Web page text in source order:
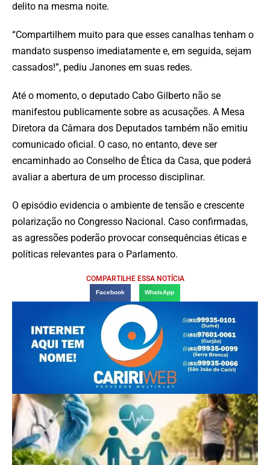
delito na mesma noite.
“Compartilhem muito para que esses canalhas tenham o
mandato suspenso imediatamente e, em seguida, sejam
cassados!”, pediu Janones em suas redes.
Até o momento, o deputado Cabo Gilberto não se
manifestou publicamente sobre as acusações. A Mesa
Diretora da Câmara dos Deputados também não emitiu
comunicado oficial. O caso, no entanto, deve ser
encaminhado ao Conselho de Ética da Casa, que poderá
avaliar a abertura de um processo disciplinar.
O episódio evidencia o ambiente de tensão e crescente
polarização no Congresso Nacional. Caso confirmadas,
as agressões poderão provocar consequências éticas e
políticas relevantes para o Parlamento.
COMPARTILHE ESSA NOTÍCIA
Facebook WhatsApp